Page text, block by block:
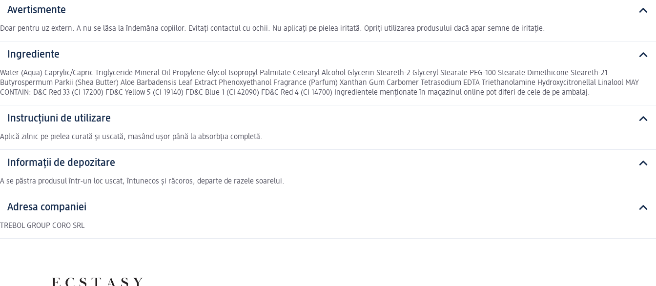
Avertismente
Doar pentru uz extern. A nu se lăsa la îndemâna copiilor. Evitați contactul cu ochii. Nu aplicați pe pielea iritată. Opriți utilizarea produsului dacă apar semne de iritație.
Ingrediente
Water (Aqua) Caprylic/Capric Triglyceride Mineral Oil Propylene Glycol Isopropyl Palmitate Cetearyl Alcohol Glycerin Steareth-2 Glyceryl Stearate PEG-100 Stearate Dimethicone Steareth-21
Butyrospermum Parkii (Shea Butter) Aloe Barbadensis Leaf Extract Phenoxyethanol Fragrance (Parfum) Xanthan Gum Carbomer Tetrasodium EDTA Triethanolamine Hydroxycitronellal Linalool MAY
CONTAIN: D&C Red 33 (CI 17200) FD&C Yellow 5 (CI 19140) FD&C Blue 1 (CI 42090) FD&C Red 4 (CI 14700) Ingredientele menționate în magazinul online pot diferi de cele de pe ambalaj.
Instrucțiuni de utilizare
Aplică zilnic pe pielea curată și uscată, masând ușor până la absorbția completă.
Informații de depozitare
A se păstra produsul într-un loc uscat, întunecos și răcoros, departe de razele soarelui.
Adresa companiei
TREBOL GROUP CORO SRL